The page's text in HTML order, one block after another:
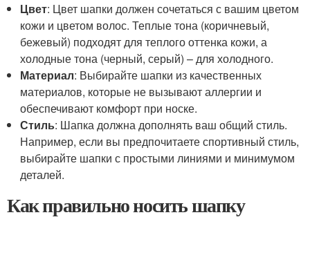
Цвет: Цвет шапки должен сочетаться с вашим цветом
кожи и цветом волос. Теплые тона (коричневый,
бежевый) подходят для теплого оттенка кожи, а
холодные тона (черный, серый) – для холодного.
Материал: Выбирайте шапки из качественных
материалов, которые не вызывают аллергии и
обеспечивают комфорт при носке.
Стиль: Шапка должна дополнять ваш общий стиль.
Например, если вы предпочитаете спортивный стиль,
выбирайте шапки с простыми линиями и минимумом
деталей.
Как правильно носить шапку